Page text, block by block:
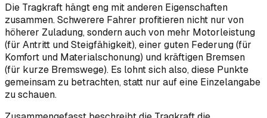
Die Tragkraft hängt eng mit anderen Eigenschaften
zusammen. Schwerere Fahrer profitieren nicht nur von
höherer Zuladung, sondern auch von mehr Motorleistung
(für Antritt und Steigfähigkeit), einer guten Federung (für
Komfort und Materialschonung) und kräftigen Bremsen
(für kurze Bremswege). Es lohnt sich also, diese Punkte
gemeinsam zu betrachten, statt nur auf eine Einzelangabe
zu schauen.